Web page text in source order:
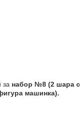
за набор №8 (2 шара с
машинка).